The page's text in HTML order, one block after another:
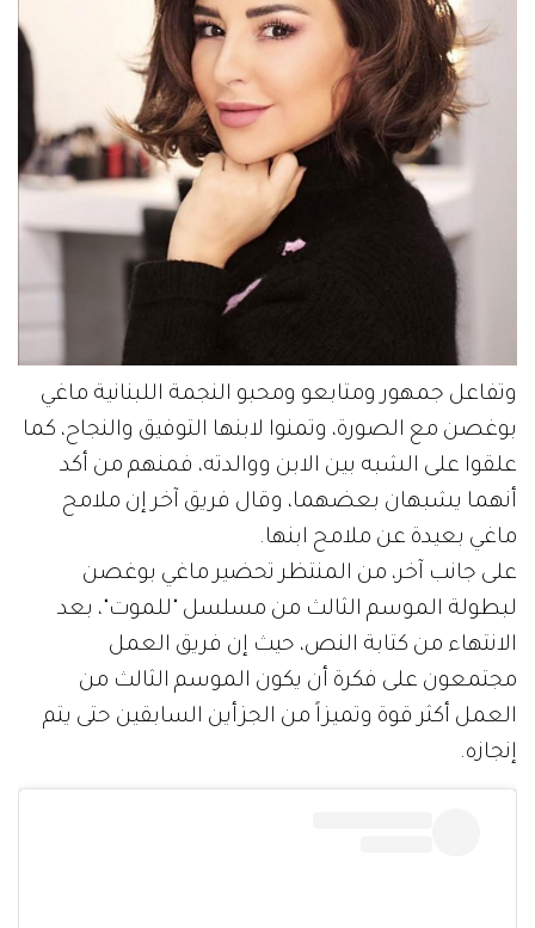
وتفاعل جمهور ومتابعو ومحبو النجمة اللبنانية ماغي
بوغصن مع الصورة، وتمنوا لابنها التوفيق والنجاح، كما
علقوا على الشبه بين الابن ووالدته، فمنهم من أكد
أنهما يشبهان بعضهما، وقال فريق آخر إن ملامح
ماغي بعيدة عن ملامح ابنها.
على جانب آخر، من المنتظر تحضير ماغي بوغصن
لبطولة الموسم الثالث من مسلسل "للموت"، بعد
الانتهاء من كتابة النص، حيث إن فريق العمل
مجتمعون على فكرة أن يكون الموسم الثالث من
العمل أكثر قوة وتميزاً من الجزأين السابقين حتى يتم
إنجازه.